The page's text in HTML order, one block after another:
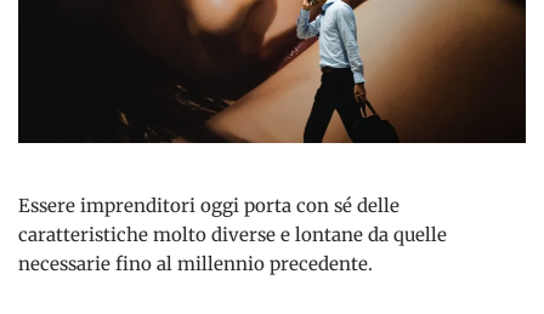
Essere imprenditori oggi porta con sé delle
caratteristiche molto diverse e lontane da quelle
necessarie fino al millennio precedente.